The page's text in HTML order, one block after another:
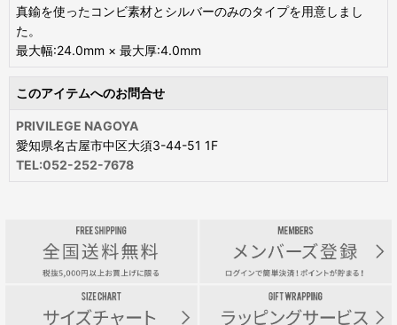
真鍮を使ったコンビ素材とシルバーのみのタイプを用意しまし
た。
最大幅:24.0mm × 最大厚:4.0mm
このアイテムへのお問合せ
PRIVILEGE NAGOYA
愛知県名古屋市中区大須3-44-51 1F
TEL:052-252-7678